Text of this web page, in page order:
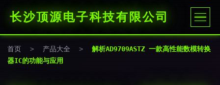
长沙顶源电子科技有限公司
首页 > 产品大全 >
解析AD9709ASTZ 一款高性能数模转换
器IC的功能与应用